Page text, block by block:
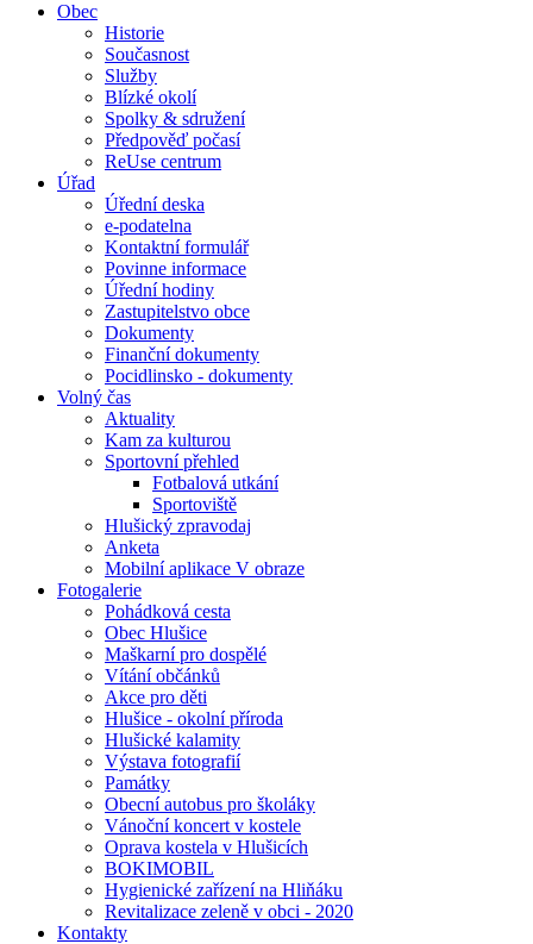
Obec
Historie
Současnost
Služby
Blízké okolí
Spolky & sdružení
Předpověď počasí
ReUse centrum
Úřad
Úřední deska
e-podatelna
Kontaktní formulář
Povinne informace
Úřední hodiny
Zastupitelstvo obce
Dokumenty
Finanční dokumenty
Pocidlinsko - dokumenty
Volný čas
Aktuality
Kam za kulturou
Sportovní přehled
Fotbalová utkání
Sportoviště
Hlušický zpravodaj
Anketa
Mobilní aplikace V obraze
Fotogalerie
Pohádková cesta
Obec Hlušice
Maškarní pro dospělé
Vítání občánků
Akce pro děti
Hlušice - okolní příroda
Hlušické kalamity
Výstava fotografií
Památky
Obecní autobus pro školáky
Vánoční koncert v kostele
Oprava kostela v Hlušicích
BOKIMOBIL
Hygienické zařízení na Hliňáku
Revitalizace zeleně v obci - 2020
Kontakty